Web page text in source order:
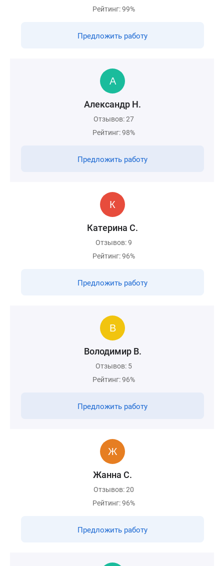
Рейтинг: 99%
Предложить работу
Александр Н.
Отзывов: 27
Рейтинг: 98%
Предложить работу
Катерина С.
Отзывов: 9
Рейтинг: 96%
Предложить работу
Володимир В.
Отзывов: 5
Рейтинг: 96%
Предложить работу
Жанна С.
Отзывов: 20
Рейтинг: 96%
Предложить работу